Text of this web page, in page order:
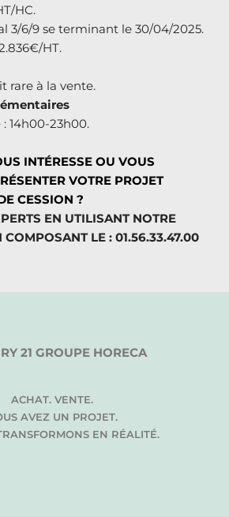
HC.
3/6/9 se terminant le 30/04/2025.
HT.
rare à la vente.
: 14h00-23h00.
INTÉRESSE OU VOUS
VOTRE PROJET
CESSION ?
EN UTILISANT NOTRE
LE : 01.56.33.47.00
21 GROUPE HORECA
ACHAT. VENTE.
AVEZ UN PROJET.
EN RÉALITÉ.